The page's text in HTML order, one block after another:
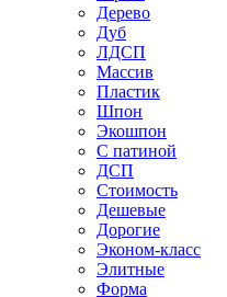
Дерево
Дуб
ЛДСП
Массив
Пластик
Шпон
Экошпон
С патиной
ДСП
Стоимость
Дешевые
Дорогие
Эконом-класс
Элитные
Форма